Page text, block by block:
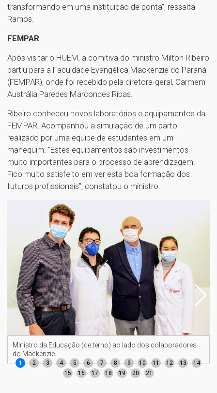
transformando em uma instituição de ponta”, ressalta
Ramos.
FEMPAR
Após visitar o HUEM, a comitiva do ministro Milton Ribeiro
partiu para a Faculdade Evangélica Mackenzie do Paraná
(FEMPAR), onde foi recebido pela diretora-geral, Carmem
Austrália Paredes Marcondes Ribas.
Ribeiro conheceu novos laboratórios e equipamentos da
FEMPAR. Acompanhou a simulação de um parto
realizado por uma equipe de estudantes em um
manequim. “Estes equipamentos são investimentos
muito importantes para o processo de aprendizagem.
Fico muito satisfeito em ver esta boa formação dos
futuros profissionais”, constatou o ministro.
Ministro da Educação (de terno) ao lado dos colaboradores
do Mackenzie.
1 2 3 4 5 6 7 8 9 10 11 12 13
14
15
16 17 18 19 20 21